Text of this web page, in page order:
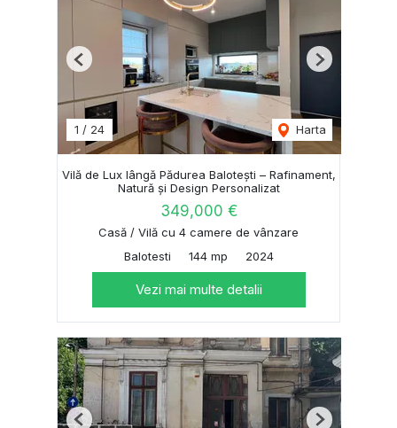
1 / 24 Harta
Previous Next
Vilă de Lux lângă Pădurea Balotești – Rafinament,
Natură și Design Personalizat
349,000 €
Casă / Vilă cu 4 camere de vânzare
Balotesti
144 mp 2024
Vezi mai multe detalii